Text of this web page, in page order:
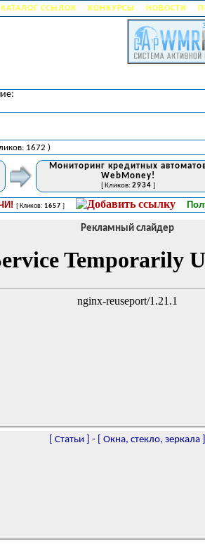
КАТАЛОГ ССЫЛОК КОНКУРСЫ НОВОСТИ
1672 )
Мониторинг кредитных
WebMoney!
[ Кликов: 2934 ]
1657]
Рекламный слайдер
Статьи - Окна, стекло, зеркала]